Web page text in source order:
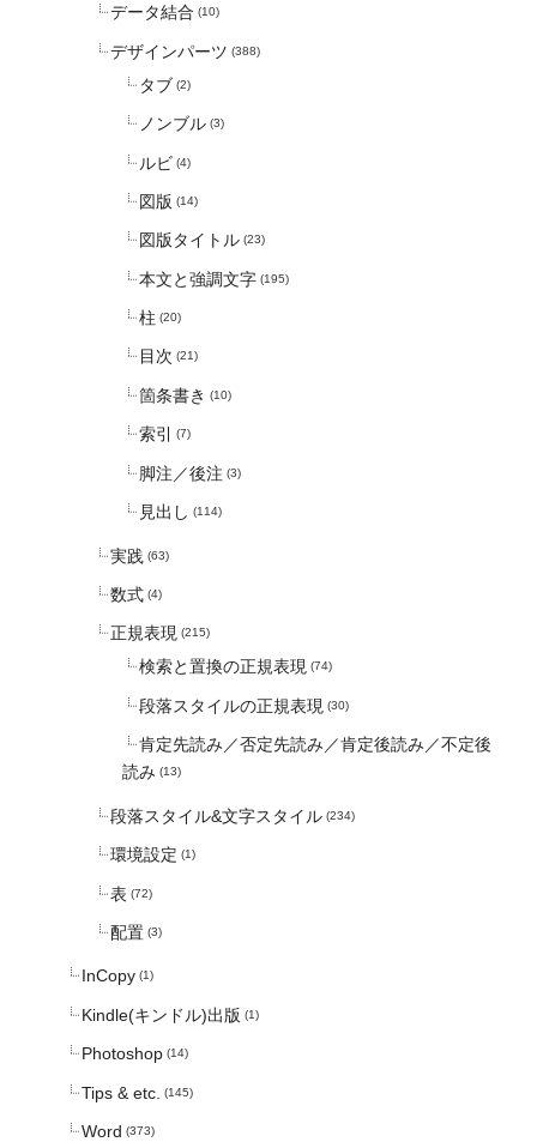
データ結合 (10)
デザインパーツ (388)
タブ (2)
ノンブル (3)
ルビ (4)
図版 (14)
図版タイトル (23)
本文と強調文字 (195)
柱 (20)
目次 (21)
箇条書き (10)
索引 (7)
脚注／後注 (3)
見出し (114)
実践 (63)
数式 (4)
正規表現 (215)
検索と置換の正規表現 (74)
段落スタイルの正規表現 (30)
肯定先読み／否定先読み／肯定後読み／不定後
読み (13)
段落スタイル&文字スタイル (234)
環境設定 (1)
表 (72)
配置 (3)
InCopy (1)
Kindle(キンドル)出版 (1)
Photoshop (14)
Tips & etc. (145)
Word (373)